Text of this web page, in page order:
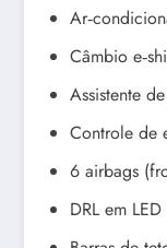
Câmbio
Assistente
Controle de
6 airbags
DRL em LED